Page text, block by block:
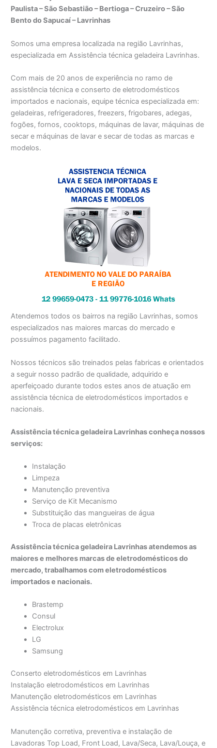
Paulista – São Sebastião – Bertioga – Cruzeiro – São
Bento do Sapucaí – Lavrinhas
Somos uma empresa localizada na região Lavrinhas,
especializada em Assistência técnica geladeira Lavrinhas.
Com mais de 20 anos de experiência no ramo de
assistência técnica e conserto de eletrodomésticos
importados e nacionais, equipe técnica especializada em:
geladeiras, refrigeradores, freezers, frigobares, adegas,
fogões, fornos, cooktops, máquinas de lavar, máquinas de
secar e máquinas de lavar e secar de todas as marcas e
modelos.
Atendemos todos os bairros na região Lavrinhas, somos
especializados nas maiores marcas do mercado e
possuímos pagamento facilitado.
Nossos técnicos são treinados pelas fabricas e orientados
a seguir nosso padrão de qualidade, adquirido e
aperfeiçoado durante todos estes anos de atuação em
assistência técnica de eletrodomésticos importados e
nacionais.
Assistência técnica geladeira Lavrinhas conheça nossos
serviços:
Instalação
Limpeza
Manutenção preventiva
Serviço de Kit Mecanismo
Substituição das mangueiras de água
Troca de placas eletrônicas
Assistência técnica geladeira Lavrinhas atendemos as
maiores e melhores marcas de eletrodomésticos do
mercado, trabalhamos com eletrodomésticos
importados e nacionais.
Brastemp
Consul
Electrolux
LG
Samsung
Conserto eletrodomésticos em Lavrinhas
Instalação eletrodomésticos em Lavrinhas
Manutenção eletrodomésticos em Lavrinhas
Assistência técnica eletrodomésticos em Lavrinhas
Manutenção corretiva, preventiva e instalação de
Lavadoras Top Load, Front Load, Lava/Seca, Lava/Louça, e